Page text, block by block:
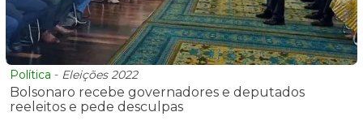
Política - Eleições 2022
Bolsonaro recebe governadores e deputados
reeleitos e pede desculpas